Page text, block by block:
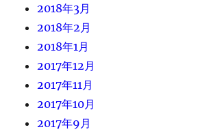
2018年3月
2018年2月
2018年1月
2017年12月
2017年11月
2017年10月
2017年9月